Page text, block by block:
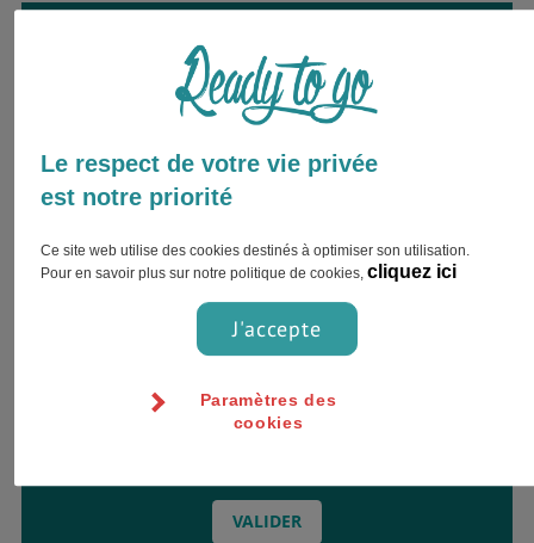
Envie d’être accompagné par
un expert ?
Inscrivez votre nom complet et choisissez
Le respect de votre vie privée
est notre priorité
Ce site web utilise des cookies destinés à optimiser son utilisation.
Pour en savoir plus sur notre politique de cookies, cliquez ici
J'accepte
Paramètres des
cookies